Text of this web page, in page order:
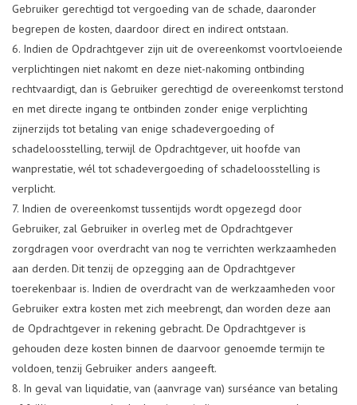
Gebruiker gerechtigd tot vergoeding van de schade, daaronder
begrepen de kosten, daardoor direct en indirect ontstaan.
Indien de Opdrachtgever zijn uit de overeenkomst voortvloeiende
verplichtingen niet nakomt en deze niet-nakoming ontbinding
rechtvaardigt, dan is Gebruiker gerechtigd de overeenkomst terstond
en met directe ingang te ontbinden zonder enige verplichting
zijnerzijds tot betaling van enige schadevergoeding of
schadeloosstelling, terwijl de Opdrachtgever, uit hoofde van
wanprestatie, wél tot schadevergoeding of schadeloosstelling is
verplicht.
Indien de overeenkomst tussentijds wordt opgezegd door
Gebruiker, zal Gebruiker in overleg met de Opdrachtgever
zorgdragen voor overdracht van nog te verrichten werkzaamheden
aan derden. Dit tenzij de opzegging aan de Opdrachtgever
toerekenbaar is. Indien de overdracht van de werkzaamheden voor
Gebruiker extra kosten met zich meebrengt, dan worden deze aan
de Opdrachtgever in rekening gebracht. De Opdrachtgever is
gehouden deze kosten binnen de daarvoor genoemde termijn te
voldoen, tenzij Gebruiker anders aangeeft.
In geval van liquidatie, van (aanvrage van) surséance van betaling